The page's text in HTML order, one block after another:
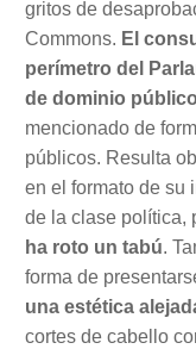
gritos de
Commons. El
perímetro del
de dominio
mencionado de
públicos. Resulta
en el formato de su
de la clase política,
ha roto un tabú.
forma de
una estética
cortes de cabello